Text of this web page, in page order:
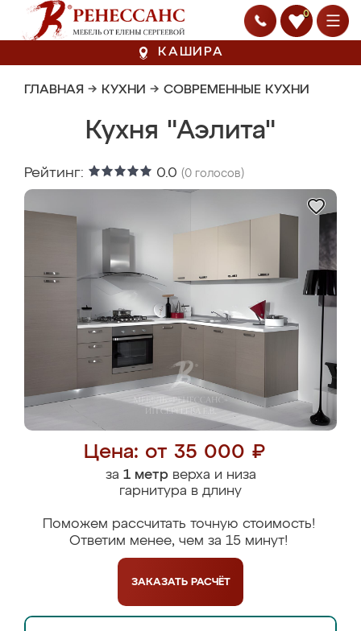
0
КАШИРА
ГЛАВНАЯ → КУХНИ → СОВРЕМЕННЫЕ КУХНИ
Кухня "Аэлита"
Рейтинг: 0.0 (0 голосов)
Цена: от 35 000 ₽
за 1 метрверха и низа
гарнитура в длину
Поможем рассчитать точную стоимость!
Ответим менее, чем за 15 минут!
ЗАКАЗАТЬ РАСЧЁТ